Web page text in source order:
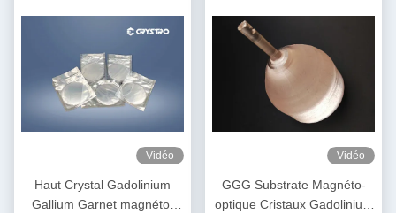
Vidéo
Haut Crystal Gadolinium
Gallium Garnet magnéto-
Vidéo
GGG Substrate Magnéto-
optique Cristaux Gadolinium